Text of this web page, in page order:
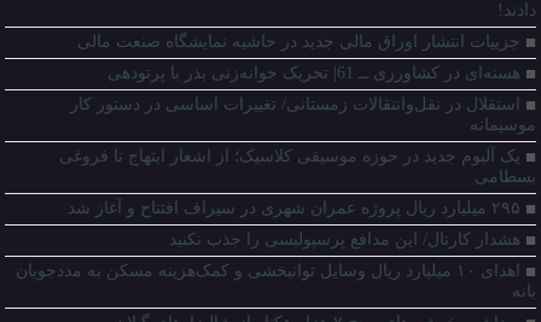
دادند!
جزییات انتشار اوراق مالی جدید در حاشیه نمایشگاه صنعت مالی
هسته‌ای در کشاورزی ــ 61| تحریک جوانه‌زنی بذر با پرتودهی
استقلال در نقل‌وانتقالات زمستانی/ تغییرات اساسی در دستور کار
موسیمانه
یک آلبوم جدید در حوزه موسیقی کلاسیک؛ از اشعار ابتهاج تا فروغی
بسطامی
۲۹۵ میلیارد ریال پروژه‌ عمران شهری در سیراف افتتاح و آغاز شد
هشدار کارتال/ این مدافع پرسپولیسی را جذب نکنید
اهدای ۱۰ میلیارد ریال وسایل توانبخشی و کمک‌هزینه مسکن به مددجویان
بانه